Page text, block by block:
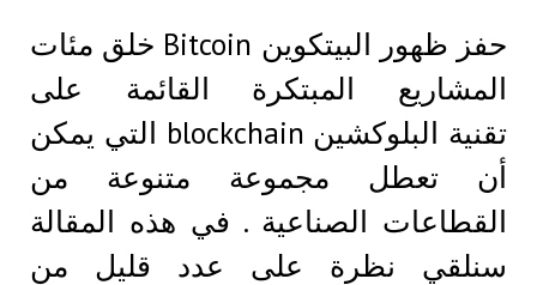
حفز ظهور البيتكوين Bitcoin خلق مئات
المشاريع المبتكرة القائمة على
تقنية البلوكشين blockchain التي يمكن
أن تعطل مجموعة متنوعة من
القطاعات الصناعية . في هذه المقالة
سنلقي نظرة على عدد قليل من